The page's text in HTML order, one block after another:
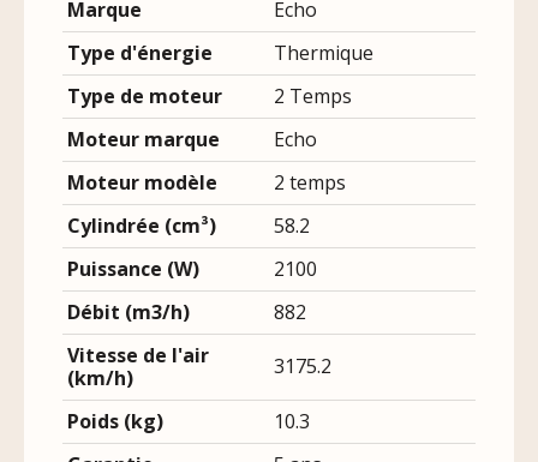
Marque
Echo
Type d'énergie
Thermique
Type de moteur
2 Temps
Moteur marque
Echo
Moteur modèle
2 temps
Cylindrée (cm³)
58.2
Puissance (W)
2100
Débit (m3/h)
882
Vitesse de l'air
(km/h)
3175.2
Poids (kg)
10.3